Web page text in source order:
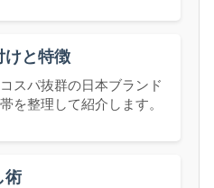
けと特徴
スパ抜群の日本ブランド
を整理して紹介します。
術